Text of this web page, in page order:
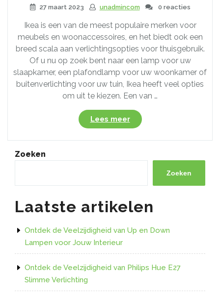
27 maart 2023 unadmincom 0 reacties
Ikea is een van de meest populaire merken voor
meubels en woonaccessoires, en het biedt ook een
breed scala aan verlichtingsopties voor thuisgebruik.
Of u nu op zoek bent naar een lamp voor uw
slaapkamer, een plafondlamp voor uw woonkamer of
buitenverlichting voor uw tuin, Ikea heeft veel opties
om uit te kiezen. Een van …
Lees meer“Ikea
Verlichting:
Betaalbare
Duurzame
voor
Zoeken
Zoeken
Laatste artikelen
Ontdek de Veelzijdigheid van Up en Down
Lampen voor Jouw Interieur
Ontdek de Veelzijdigheid van Philips Hue E27
Slimme Verlichting